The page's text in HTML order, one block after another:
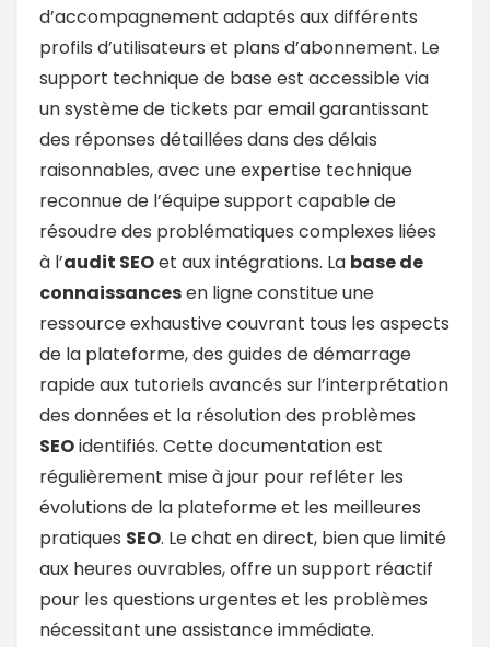
d’accompagnement adaptés aux différents
profils d’utilisateurs et plans d’abonnement. Le
support technique de base est accessible via
un système de tickets par email garantissant
des réponses détaillées dans des délais
raisonnables, avec une expertise technique
reconnue de l’équipe support capable de
résoudre des problématiques complexes liées
à l’audit SEOet aux intégrations. La base de
connaissancesen ligne constitue une
ressource exhaustive couvrant tous les aspects
de la plateforme, des guides de démarrage
rapide aux tutoriels avancés sur l’interprétation
des données et la résolution des problèmes
SEOidentifiés. Cette documentation est
régulièrement mise à jour pour refléter les
évolutions de la plateforme et les meilleures
pratiques SEO. Le chat en direct, bien que limité
aux heures ouvrables, offre un support réactif
pour les questions urgentes et les problèmes
nécessitant une assistance immédiate.